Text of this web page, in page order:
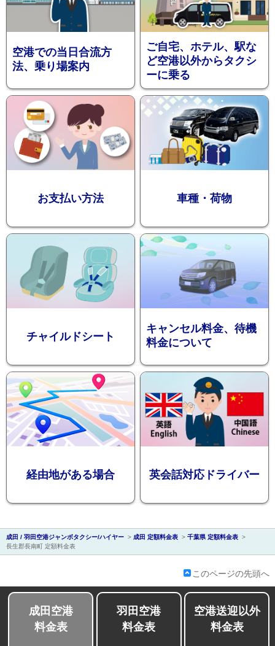
お勧め送
迎プラン
送迎
京
成
田
会社紹介
空港での当日合流方
法、乗り場案内
ご自宅、ホテル、駅な
ど空港以外からタクシ
ーに乗る
お支払い方法 車種・荷物
チャイルドシート
キャンセル料金、待機
料金について
経由地がある場合 英会話対応ドライバー
成田 / 羽田空港ジャンボタクシー/ハイヤー > 成田 定額料金表 > 千葉県 定額料金表 >
長生郡長南町 定額料金表
このページの先頭へ
成田空港
料金表
羽田空港
料金表
空港送迎以外
料金表